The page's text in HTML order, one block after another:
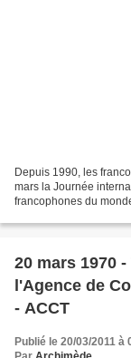
Depuis 1990, les
mars la Journée
francophones du
20 mars 1970
l'Agence de
- ACCT
Publié le 20/03/2011 à